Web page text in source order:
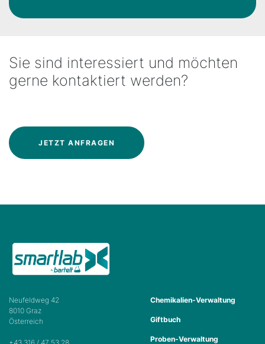
Sie sind interessiert und möchten
gerne kontaktiert werden?
JETZT ANFRAGEN
Neufeldweg 42
8010 Graz
Österreich
Chemikalien-Verwaltung
Giftbuch
Proben-Verwaltung